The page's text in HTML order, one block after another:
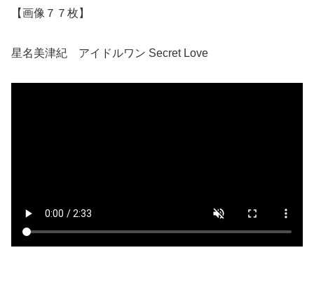
【画像７７枚】
星名美津紀 アイドルワン Secret Love